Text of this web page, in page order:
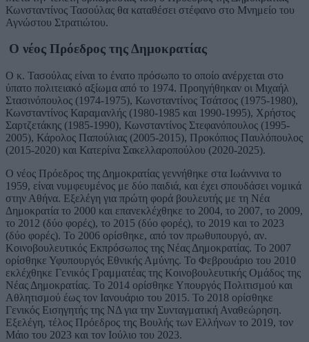
Κωνσταντίνος Τασούλας θα καταθέσει στέφανο στο Μνημείο του
Αγνώστου Στρατιώτου.
Ο νέος Πρόεδρος της Δημοκρατίας
Ο κ. Τασούλας είναι το ένατο πρόσωπο το οποίο ανέρχεται στο
ύπατο πολιτειακό αξίωμα από το 1974. Προηγήθηκαν οι Μιχαήλ
Στασινόπουλος (1974-1975), Κωνσταντίνος Τσάτσος (1975-1980),
Κωνσταντίνος Καραμανλής (1980-1985 και 1990-1995), Χρήστος
Σαρτζετάκης (1985-1990), Κωνσταντίνος Στεφανόπουλος (1995-
2005), Κάρολος Παπούλιας (2005-2015), Προκόπιος Παυλόπουλος
(2015-2020) και Κατερίνα Σακελλαροπούλου (2020-2025).
Ο νέος Πρόεδρος της Δημοκρατίας γεννήθηκε στα Ιωάννινα το
1959, είναι νυμφευμένος με δύο παιδιά, και έχει σπουδάσει νομικά
στην Αθήνα. Εξελέγη για πρώτη φορά βουλευτής με τη Νέα
Δημοκρατία το 2000 και επανεκλέχθηκε το 2004, το 2007, το 2009,
το 2012 (δύο φορές), το 2015 (δύο φορές), το 2019 και το 2023
(δύο φορές). Το 2006 ορίσθηκε, από τον πρωθυπουργό, αν.
Κοινοβουλευτικός Εκπρόσωπος της Νέας Δημοκρατίας. Το 2007
ορίσθηκε Υφυπουργός Εθνικής Αμύνης. Το Φεβρουάριο του 2010
εκλέχθηκε Γενικός Γραμματέας της Κοινοβουλευτικής Ομάδος της
Νέας Δημοκρατίας. Το 2014 ορίσθηκε Υπουργός Πολιτισμού και
Αθλητισμού έως τον Ιανουάριο του 2015. To 2018 ορίσθηκε
Γενικός Εισηγητής της ΝΔ για την Συνταγματική Αναθεώρηση.
Εξελέγη, τέλος Πρόεδρος της Βουλής των Ελλήνων το 2019, τον
Μάιο του 2023 και τον Ιούλιο του 2023.